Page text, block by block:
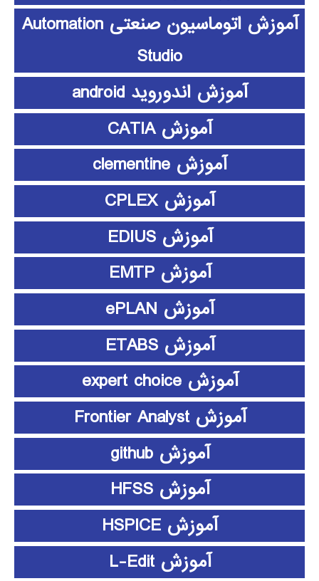
آموزش اتوماسیون صنعتی Automation
Studio
آموزش اندوروید android
آموزش CATIA
آموزش clementine
آموزش CPLEX
آموزش EDIUS
آموزش EMTP
آموزش ePLAN
آموزش ETABS
آموزش expert choice
آموزش Frontier Analyst
آموزش github
آموزش HFSS
آموزش HSPICE
آموزش L-Edit